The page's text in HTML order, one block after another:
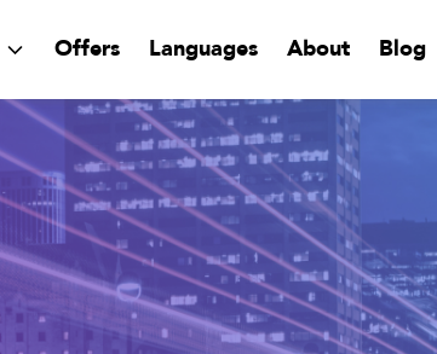
Offers Languages About Blog